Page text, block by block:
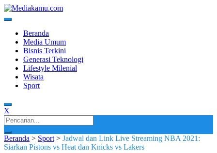
Skip
to
MEDIAKAMU.com
Media Terkini untuk Generasi Milenial!
Beranda
Media Umum
Bisnis Terkini
Generasi Teknologi
Lifestyle Milenial
Wisata
Sport
X
Search
for:
Beranda > Sport > Jadwal dan Link Live Streaming NBA 2021:
Siarkan Pistons vs Heat dan Knicks vs Lakers